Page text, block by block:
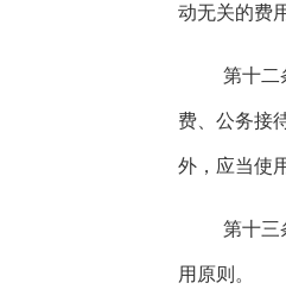
动无关的费
第十二
费、公务接
外，应当使
第十三
用原则。